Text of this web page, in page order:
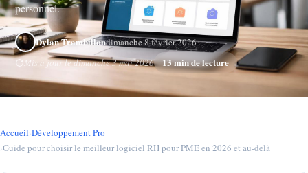
personnel.
Dylan Trambillondimanche 8 février 2026
Mis à jour le dimanche 3 mai 2026
13 min de lecture
Accueil›Développement Pro
›Guide pour choisir le meilleur logiciel RH pour PME en 2026 et au‑delà